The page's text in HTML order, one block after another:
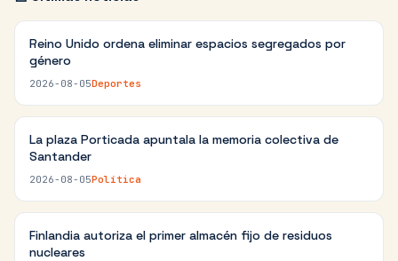
Reino Unido ordena eliminar espacios segregados por
género
2026-08-05Deportes
La plaza Porticada apuntala la memoria colectiva de
Santander
2026-08-05Política
Finlandia autoriza el primer almacén fijo de residuos
nucleares